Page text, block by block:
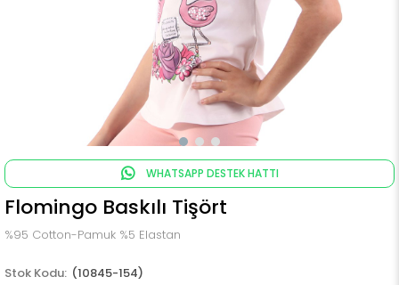
WHATSAPP DESTEK HATTI
Flomingo Baskılı Tişört
%95 Cotton-Pamuk %5 Elastan
(10845-154)